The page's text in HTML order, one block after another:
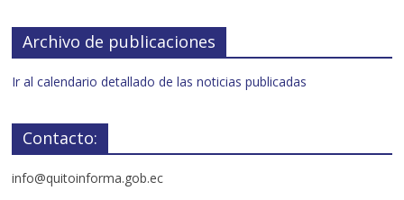
Archivo de publicaciones
Ir al calendario detallado de las noticias publicadas
Contacto:
info@quitoinforma.gob.ec